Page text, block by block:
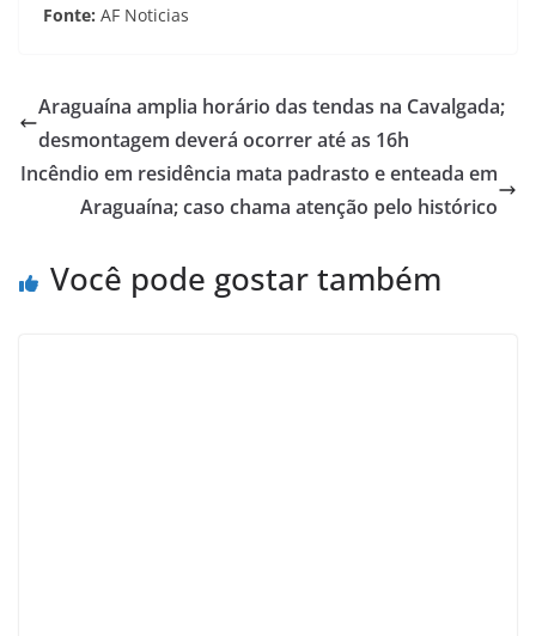
Fonte: AF Noticias
Araguaína amplia horário das tendas na Cavalgada;
desmontagem deverá ocorrer até as 16h
Incêndio em residência mata padrasto e enteada em
Araguaína; caso chama atenção pelo histórico
Você pode gostar também